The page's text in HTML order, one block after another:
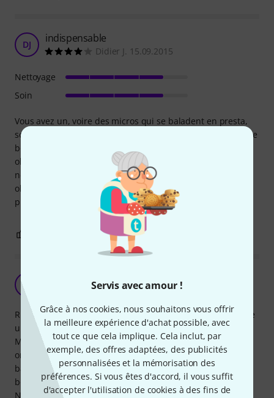
Servis avec amour !
Grâce à nos cookies, nous souhaitons vous offrir
la meilleure expérience d'achat possible, avec
tout ce que cela implique. Cela inclut, par
exemple, des offres adaptées, des publicités
personnalisées et la mémorisation des
préférences. Si vous êtes d'accord, il vous suffit
d'accepter l'utilisation de cookies à des fins de
DJ indispensable
Didier J. 15.09.2015
Vous avez un, voire des micros qui se baladent en presta,
soirée, enregistrements, qui passent de main en main et de
bouche en bouche. .. Ce spray DOIT se trouver
obligatoirement dans vos petites affaires..de petite taille, il
ne roque pas de vous encombrer. ça devrait même être
obligatoire dans le cadre de la l'hygiène et santé
publique....ssérieusement. ..!
Nettoyage
Soin
SIGNALER L'ÉVALUATION
bazarbabouin 23.04.2013
Rien de pire quand on est chanteur que de passer derrière
un autre chanteur.
Merci à l'inventeur de ce spray. Il sent bon, il désodorise et
on peut se lâcher. Et puis quand on y pense, le nombre de
bactérie que le micro doit avoir conservé, vaut mieux un
bon spray.
N'hésitez pas à en prendre plusieurs, ça servira toujours !